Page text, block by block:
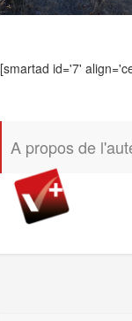
[smartad id='7'
A propos de